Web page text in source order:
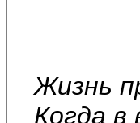
Жизнь
Когда в